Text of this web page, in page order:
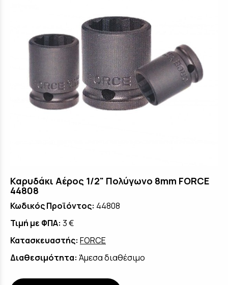
Καρυδάκι Αέρος 1/2" Πολύγωνο 8mm FORCE
44808
Κωδικός Προϊόντος: 44808
Τιμή με ΦΠΑ: 3 €
Κατασκευαστής: FORCE
Διαθεσιμότητα: Άμεσα διαθέσιμο